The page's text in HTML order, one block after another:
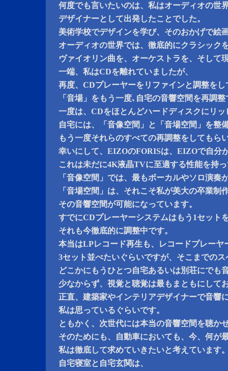
何度でも言いたいのは、私はオーディオの世
デザイナーとして出発したことでした。
美術学校でデザインを学び、そのおかげで絵
オーディオの世界では、徹底的にクラシック
ヴァイオリン曲を、オーケストラを、そして
一端、私はCDを離れていましたが、
再度、CDプレーヤーをリファインと調整をし
「音場」をもう一度､自宅の音響空間を再調
一度は、CDをほとんどハードディスクにリ
自宅には、「音像空間」と「音場空間」を整
もう一度それらのすべての再調整をしてもら
幸いにして、EIZOのFORISは、EIZOで自分
これは未だに4K液晶TVに至適する性能を持
「音像空間」では、最もボーカルやソロ演奏
「音場空間」は、それこそ私が美大の卒業制
その音響空間が可能になっています。
すでにCDプレーヤーシステムはもう1セット
それも今徹底的に調整中です。
本当はLPレコード再生も、レコードプレーヤ
3セット並べたいぐらいですが、そこまでの
どこかにもうひとつ自宅あるいは別荘にでも
少なからず、視覚と聴覚は最もまともにして
正直、建築家やインテリアデザイナーで音響
私は思っているぐらいです。
ともかく、次世代には本当の音響空間を聴か
そのためにも、自動車においても、今、何が
私は徹底して求めていきたいと考えています
自宅寝室と自宅玄関は、